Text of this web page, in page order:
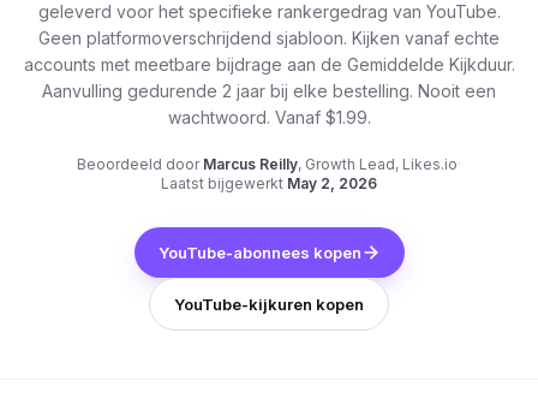
geleverd voor het specifieke rankergedrag van YouTube.
Geen platformoverschrijdend sjabloon. Kijken vanaf echte
accounts met meetbare bijdrage aan de Gemiddelde Kijkduur.
Aanvulling gedurende 2 jaar bij elke bestelling. Nooit een
wachtwoord. Vanaf $1.99.
Beoordeeld door Marcus Reilly, Growth Lead, Likes.io·
Laatst bijgewerkt May 2, 2026
YouTube-abonnees kopen
YouTube-kijkuren kopen